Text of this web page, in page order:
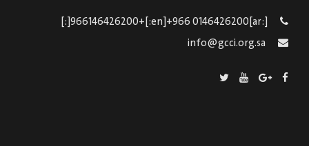
[:ar]966146426200+[:en]+966 0146426200[:]